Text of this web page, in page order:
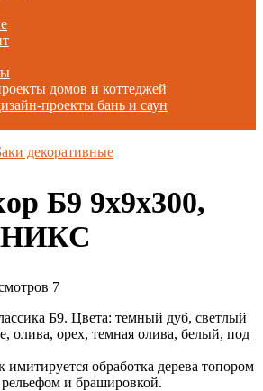
домов и коттеджей
проекты бань и саун
декоративные
Б9 9х9х300,
7
Б9. Цвета: темный дуб, светлый
олива, орех, темная олива, белый, под
имитируется обработка дерева топором
и брашировкой.